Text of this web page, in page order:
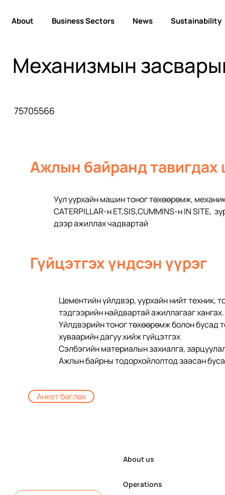
About Business Sectors News Sustainability
Механизмын
75705566
Ажлын байранд тавигдах
Уул уурхайн машин тоног төхөөрөмж,
CATERPILLAR-н ЕT,SIS,CUMMINS-н IN SITE,
дээр ажиллах чадвартай
Гүйцэтгэх үндсэн үүрэг
Цементийн үйлдвэр, уурхайн нийт техник,
тэдгээрийн найдвартай ажиллагааг хангах.
Үйлдвэрийн тоног төхөөрөмж болон бусад
хуваарийн дагуу хийж гүйцэтгэх
Сэлбэгийн материалын захиалга,
Ажлын байрны тодорхойлолтод заасан
Анкет бөглөх
About us
Operations